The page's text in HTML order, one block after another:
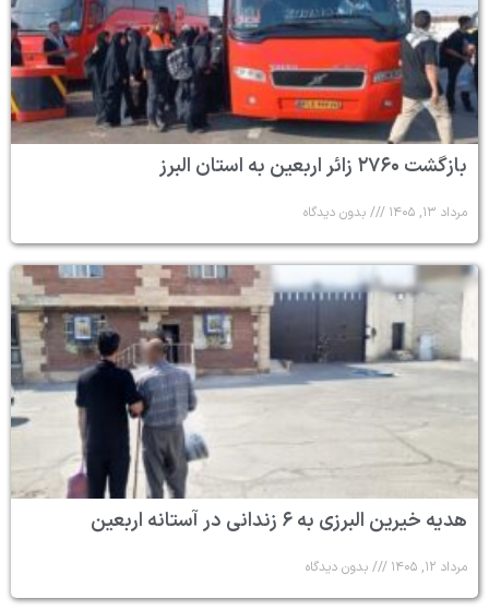
بازگشت ۲۷۶۰ زائر اربعین به استان البرز
مرداد ۱۳, ۱۴۰۵ بدون دیدگاه
هدیه خیرین البرزی به ۶ زندانی در آستانه اربعین
مرداد ۱۲, ۱۴۰۵ بدون دیدگاه